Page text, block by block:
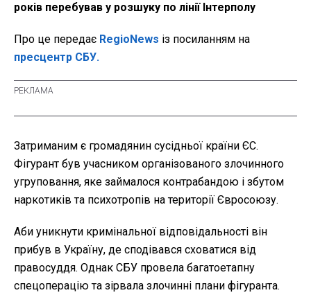
років перебував у розшуку по лінії Інтерполу
Про це передає RegioNews із посиланням на
пресцентр СБУ.
Затриманим є громадянин сусідньої країни ЄС.
Фігурант був учасником організованого злочинного
угруповання, яке займалося контрабандою і збутом
наркотиків та психотропів на території Євросоюзу.
Аби уникнути кримінальної відповідальності він
прибув в Україну, де сподівався сховатися від
правосуддя. Однак СБУ провела багатоетапну
спецоперацію та зірвала злочинні плани фігуранта.